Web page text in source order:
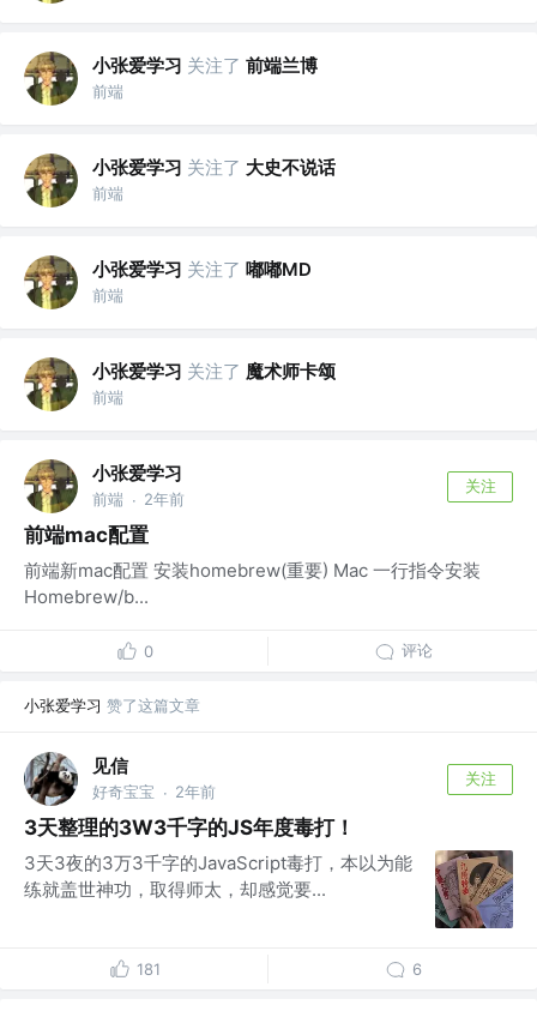
小张爱学习 关注了 前端兰博
前端
小张爱学习 关注了 大史不说话
前端
小张爱学习 关注了 嘟嘟MD
前端
小张爱学习 关注了 魔术师卡颂
前端
小张爱学习
前端 · 2年前
关注
前端mac配置
前端新mac配置 安装homebrew(重要) Mac 一行指令安装
Homebrew/b...
0 评论
小张爱学习 赞了这篇文章
见信
好奇宝宝 · 2年前
关注
3天整理的3W3千字的JS年度毒打！
3天3夜的3万3千字的JavaScript毒打，本以为能
练就盖世神功，取得师太，却感觉要...
181 6